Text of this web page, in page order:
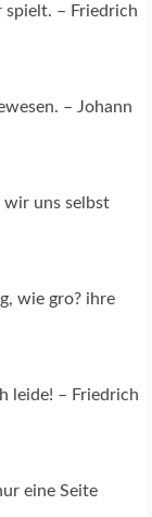
spielt. – Friedrich
– Johann
wir uns selbst
wie gro? ihre
leide! – Friedrich
eine Seite